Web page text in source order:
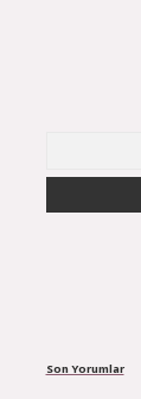
Son Yorumlar